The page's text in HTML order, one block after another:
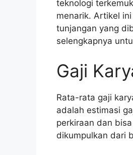
teknologi
menarik. Artikel
tunjangan yang
selengkapnya
Gaji
Rata-rata gaji
adalah estimasi
perkiraan dan
dikumpulkan dari